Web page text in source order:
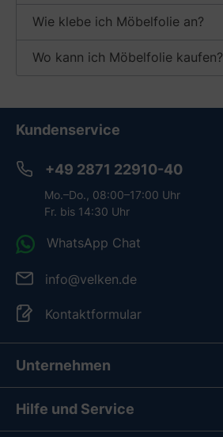
Wie klebe ich Möbelfolie an?
Wo kann ich Möbelfolie kaufen?
Unternehmen
Hilfe und Service
Kundenservice
+49 2871 22910-40
Mo.–Do., 08:00–17:00 Uhr
Fr. bis 14:30 Uhr
WhatsApp Chat
info@velken.de
Kontaktformular